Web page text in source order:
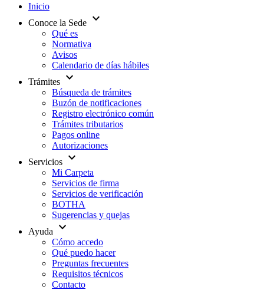
Inicio
Conoce la Sede expand_more
Qué es
Normativa
Avisos
Calendario de días hábiles
Trámites expand_more
Búsqueda de trámites
Buzón de notificaciones
Registro electrónico común
Trámites tributarios
Pagos online
Autorizaciones
Servicios expand_more
Mi Carpeta
Servicios de firma
Servicios de verificación
BOTHA
Sugerencias y quejas
Ayuda
expand_more
Cómo accedo
Qué puedo hacer
Preguntas frecuentes
Requisitos técnicos
Contacto